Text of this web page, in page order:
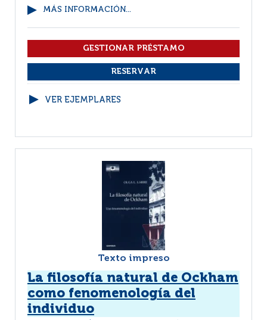
MÁS INFORMACIÓN...
VER EJEMPLARES
Texto impreso
La filosofía natural de Ockham
como fenomenología del
individuo